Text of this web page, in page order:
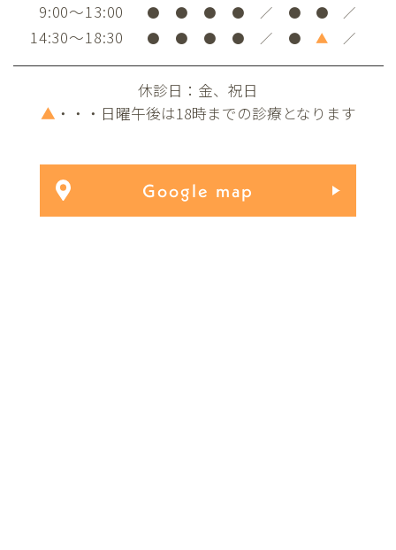
9:00～13:00 ● ● ● ● ／ ● ● ／
14:30～18:30 ● ● ● ● ／ ● ▲ ／
休診日：金、祝日
▲ ・・・日曜午後は18時までの診療となります
Google map